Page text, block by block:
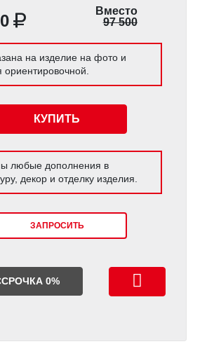
Вместо
97 500
на изделие на фото и
ориентировочной.
КУПИТЬ
любые дополнения в
декор и отделку изделия.
ЗАПРОСИТЬ
0%